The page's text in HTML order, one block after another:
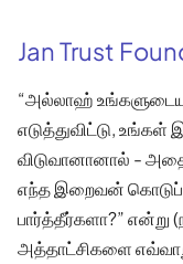
Jan Trust
“அல்லாஹ் உங்களுடைய
எடுத்துவிட்டு, உங்கள்
விடுவானானால் -
எந்த இறைவன்
பார்த்தீர்களா?” என்று
அத்தாட்சிகளை